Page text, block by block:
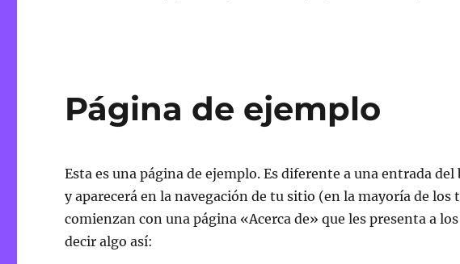
Página de ejemplo
Esta es una página de ejemplo. Es diferente a una entrada
y aparecerá en la navegación de tu sitio (en la mayoría de los
comienzan con una página «Acerca de» que les presenta a
decir algo así: